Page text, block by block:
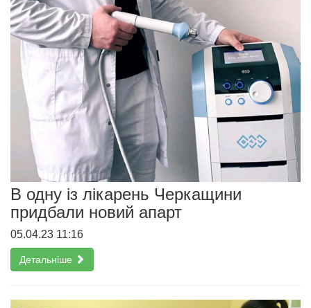
В одну із лікарень Черкащини
придбали новий апарт
05.04.23 11:16
Детальніше